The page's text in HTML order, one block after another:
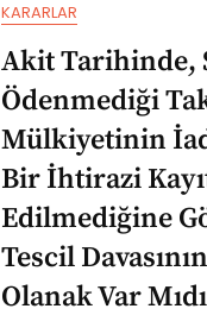
DAVASI
KARARLAR
Akit Tarihinde,
Ödenmediği
Mülkiyetinin
Bir İhtirazi
Edilmediğine
Tescil
Olanak Var